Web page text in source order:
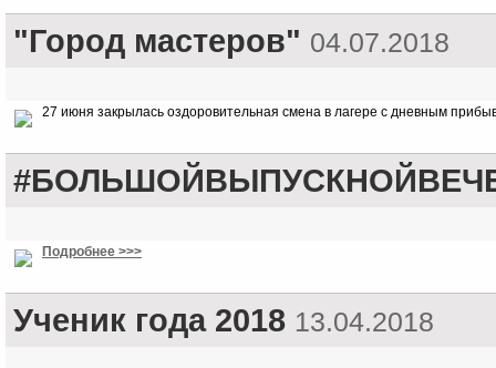
"Город мастеров" 04.07.2018
27 июня закрылась оздоровительная смена в лагере с дневным
Подробнее >>>
Ученик года 2018 13.04.2018